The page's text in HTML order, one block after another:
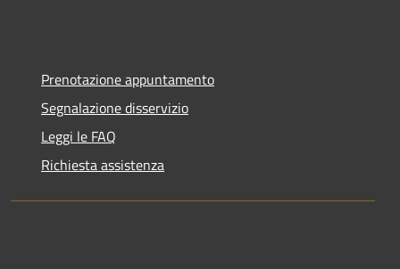
Prenotazione appuntamento
Segnalazione disservizio
Leggi le FAQ
Richiesta assistenza